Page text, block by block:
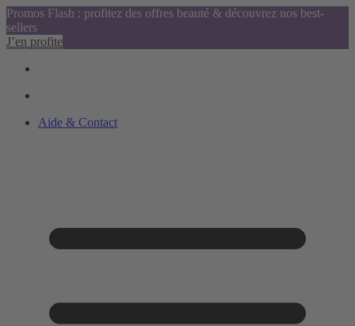
Promos Flash : profitez des offres beauté & découvrez nos best-
sellers
J’en profite
Aide & Contact